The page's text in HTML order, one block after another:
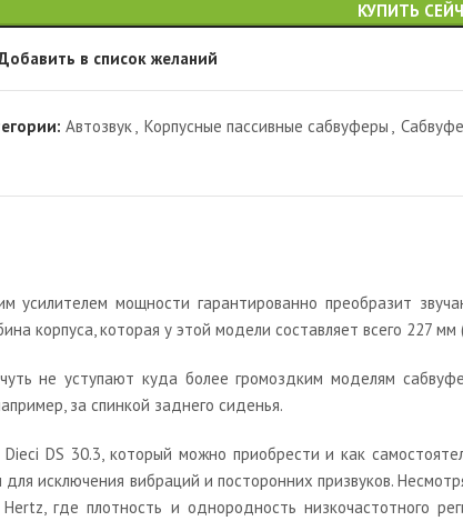
КУПИТЬ
в список желаний
Автозвук Корпусные пассивные сабвуферы
мощности гарантированно преобразит
корпуса, которая у этой модели составляет всего 227 мм
не уступают куда более громоздким моделям
за спинкой заднего сиденья.
DS 30.3, который можно приобрести и как
исключения вибраций и посторонних призвуков.
Hertz, где плотность и однородность низкочастотного